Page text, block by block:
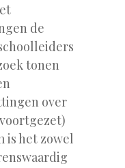
de
tonen
over
is het zowel